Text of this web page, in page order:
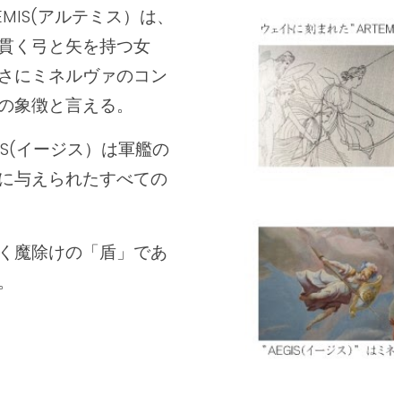
アルテミス）は、
く弓と矢を持つ女
にミネルヴァのコン
徴と言える。
イージス）は軍艦の
与えられたすべての
魔除けの「盾」であ